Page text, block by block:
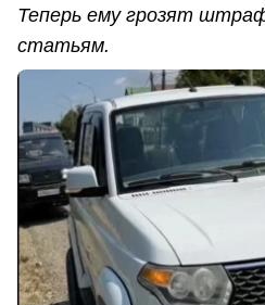
Теперь ему грозят
статьям.